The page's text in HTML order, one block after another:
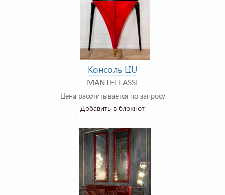
Консоль LIU
MANTELLASSI
Цена рассчитывается по запросу
Добавить в блокнот